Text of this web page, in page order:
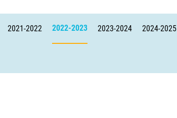
2021-2022 2022-2023 2023-2024 2024-2025